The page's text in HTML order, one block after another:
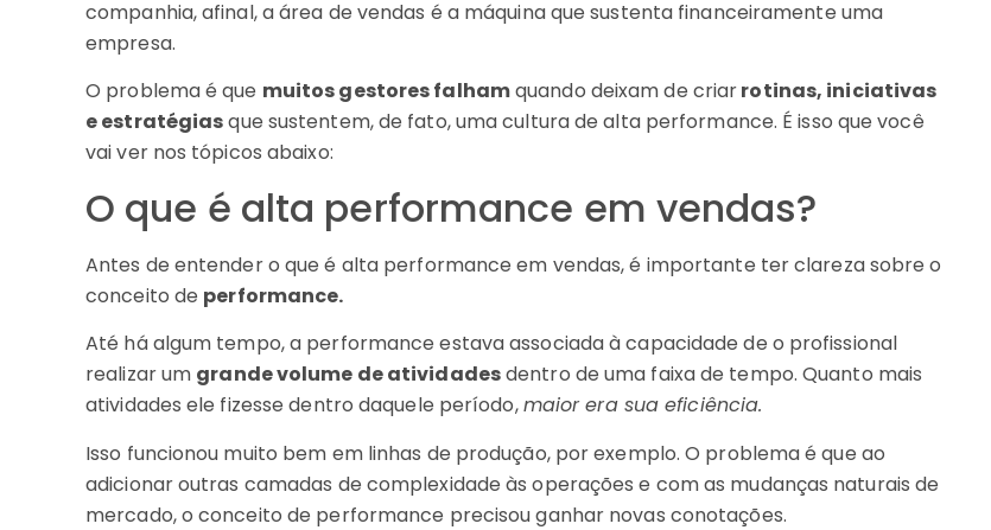
companhia, afinal, a área de vendas é a máquina que sustenta financeiramente uma
empresa.
O problema é que muitos gestores falhamquando deixam de criarrotinas, iniciativas
e estratégiasque sustentem, de fato, uma cultura de alta performance. É isso que você
vai ver nos tópicos abaixo:
O que é alta performance em vendas?
Antes de entender o que é alta performance em vendas, é importante ter clareza sobre o
conceito de performance.
Até há algum tempo, a performance estava associada à capacidade de o profissional
realizar um grande volume de atividadesdentro de uma faixa de tempo. Quanto mais
atividades ele fizesse dentro daquele período,maior era sua eficiência.
Isso funcionou muito bem em linhas de produção, por exemplo. O problema é que ao
adicionar outras camadas de complexidade às operações e com as mudanças naturais de
mercado, o conceito de performance precisou ganhar novas conotações.